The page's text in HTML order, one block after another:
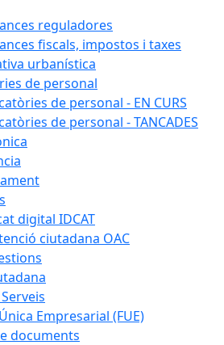
reguladores
fiscals, impostos i taxes
urbanística
de personal
de personal - EN CURS
de personal - TANCADES
digital IDCAT
ciutadana OAC
Empresarial (FUE)
documents